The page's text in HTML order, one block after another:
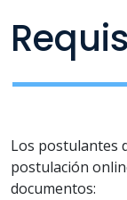
Los postulantes
postulación
documentos: